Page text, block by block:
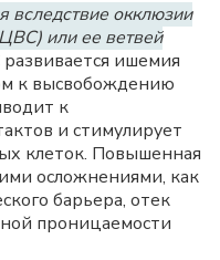
вследствие окклюзии
или ее ветвей
ишемия
к высвобождению
к
и стимулирует
клеток. Повышенная
осложнениями, как
барьера, отек
проницаемости